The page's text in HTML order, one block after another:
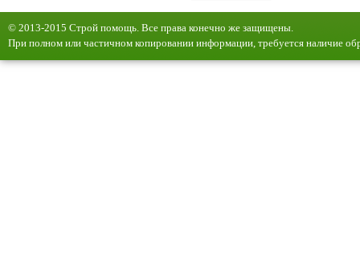
© 2013-2015 Строй помощь. Все права конечно же защищены.
При полном или частичном копировании информации, требуется наличие